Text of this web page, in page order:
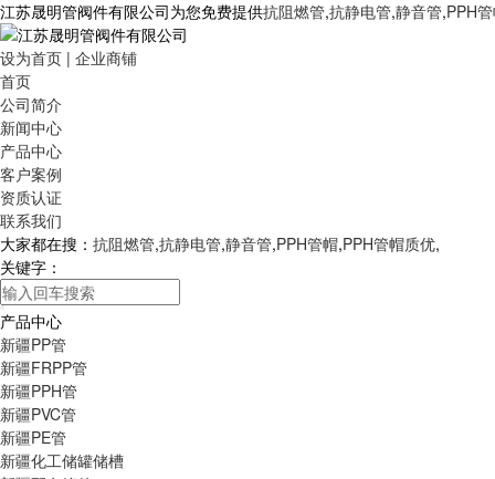
江苏晟明管阀件有限公司为您免费提供抗阻燃管,抗静电管,静音管,PPH
设为首页 | 企业商铺
首页
公司简介
新闻中心
产品中心
客户案例
资质认证
联系我们
大家都在搜： 抗阻燃管,抗静电管,静音管,PPH管帽,PPH管帽质优,
关键字：
产品中心
新疆PP管
新疆FRPP管
新疆PPH管
新疆PVC管
新疆PE管
新疆化工储罐储槽